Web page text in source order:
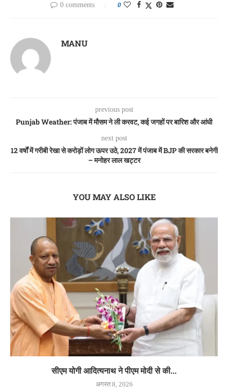
0 comments 0
MANU
previous post
Punjab Weather: पंजाब में मौसम ने ली करवट, कई जगहों पर बारिश और आंधी
next post
12 वर्षों में गरीबी रेखा से करोड़ों लोग ऊपर उठे, 2027 में पंजाब में BJP की सरकार बनेगी
– मनोहर लाल खट्टर
YOU MAY ALSO LIKE
सीएम योगी आदित्यनाथ ने पीएम मोदी से की...
अगस्त 8, 2026